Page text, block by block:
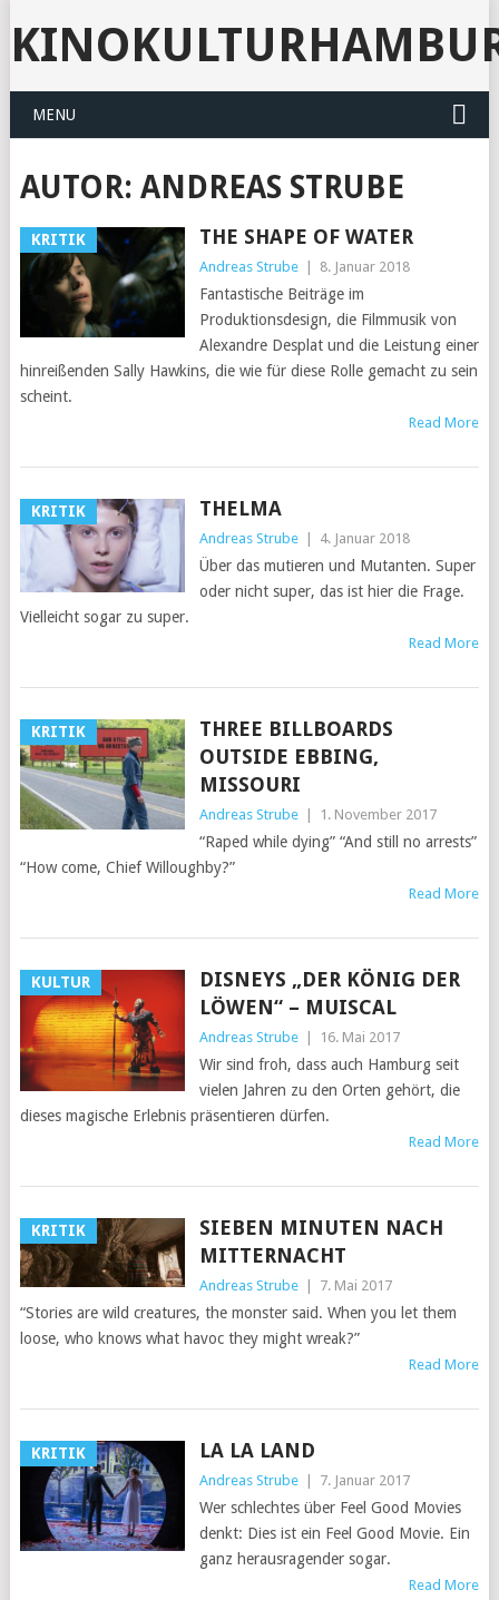
MENU
AUTOR: ANDREAS STRUBE
KRITIK THE SHAPE OF WATER
Andreas Strube 8. Januar 2018
Fantastische Beiträge im
Produktionsdesign, die Filmmusik von
Alexandre Desplat und die Leistung einer
hinreißenden Sally Hawkins, die wie für diese Rolle gemacht zu sein
scheint.
Read More
KRITIK THELMA
Andreas Strube 4. Januar 2018
Über das mutieren und Mutanten. Super
oder nicht super, das ist hier die Frage.
Vielleicht sogar zu super.
Read More
KRITIK
THREE BILLBOARDS
OUTSIDE EBBING,
MISSOURI
Andreas Strube 1. November 2017
“Raped while dying” “And still no arrests”
“How come, Chief Willoughby?”
Read More
KULTUR
DISNEYS „DER KÖNIG DER
LÖWEN“ – MUISCAL
Andreas Strube 16. Mai 2017
Wir sind froh, dass auch Hamburg seit
vielen Jahren zu den Orten gehört, die
dieses magische Erlebnis präsentieren dürfen.
Read More
KRITIK
SIEBEN MINUTEN NACH
MITTERNACHT
Andreas Strube 7. Mai 2017
“Stories are wild creatures, the monster said. When you let them
loose, who knows what havoc they might wreak?”
Read More
KRITIK LA LA LAND
Andreas Strube 7. Januar 2017
Wer schlechtes über Feel Good Movies
denkt: Dies ist ein Feel Good Movie. Ein
ganz herausragender sogar.
Read More